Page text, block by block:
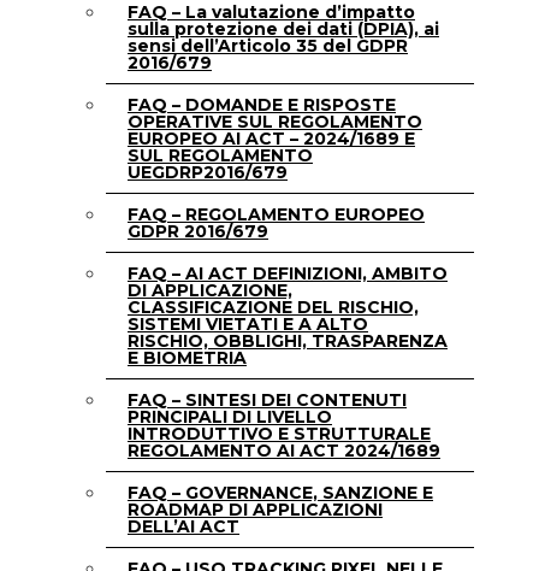
FAQ – La valutazione d’impatto
sulla protezione dei dati (DPIA), ai
sensi dell’Articolo 35 del GDPR
2016/679
FAQ – DOMANDE E RISPOSTE
OPERATIVE SUL REGOLAMENTO
EUROPEO AI ACT – 2024/1689 E
SUL REGOLAMENTO
UEGDRP2016/679
FAQ – REGOLAMENTO EUROPEO
GDPR 2016/679
FAQ – AI ACT DEFINIZIONI, AMBITO
DI APPLICAZIONE,
CLASSIFICAZIONE DEL RISCHIO,
SISTEMI VIETATI E A ALTO
RISCHIO, OBBLIGHI, TRASPARENZA
E BIOMETRIA
FAQ – SINTESI DEI CONTENUTI
PRINCIPALI DI LIVELLO
INTRODUTTIVO E STRUTTURALE
REGOLAMENTO AI ACT 2024/1689
FAQ – GOVERNANCE, SANZIONE E
ROADMAP DI APPLICAZIONI
DELL’AI ACT